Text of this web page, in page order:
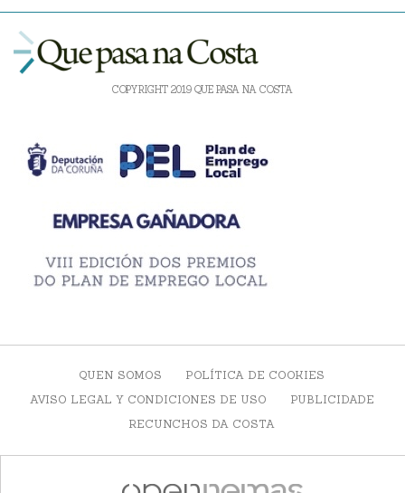
COPYRIGHT 2019 QUE PASA NA COSTA
QUEN SOMOS
POLÍTICA DE COOKIES
AVISO LEGAL Y CONDICIONES DE USO
PUBLICIDADE
RECUNCHOS DA COSTA